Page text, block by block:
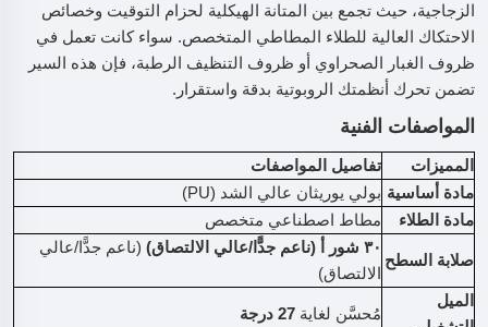
الزجاجية، حيث تجمع بين المتانة الهيكلية لحزام التوقيت وخصائص
الاحتكاك العالية للطلاء المطاطي المتخصص. سواء كانت تعمل في
ظروف الغبار الصحراوي أو ظروف التنظيف الرطبة، فإن هذه السير
تضمن تحرك أنظمتك الروبوتية بدقة واستقرار.
المواصفات الفنية
المميزات
تفاصيل المواصفات
مادة أساسية بولي يوريثان عالي الشد (PU)
مادة الطلاء
مطاط اصطناعي متخصص
صلابة السطح
٣٠ شور أ (ناعم جدًّا/عالي الالتصاق)
(ناعم جدًّا/عالي
الالتصاق)
الميل
مُحسَّن لغاية 27 درجة